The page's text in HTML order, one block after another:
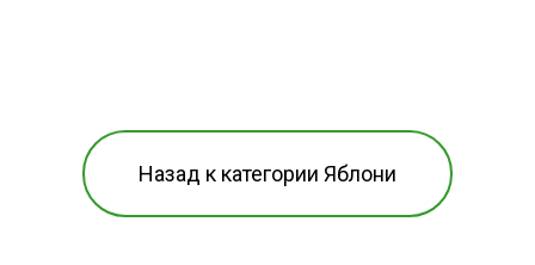
Назад к категории Яблони